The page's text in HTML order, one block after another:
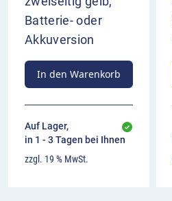
Batterie- oder
Akkuversion
In den Warenkorb
Auf Lager,
in 1 - 3 Tagen bei Ihnen
zzgl. 19 % MwSt.